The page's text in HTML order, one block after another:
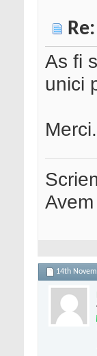
As fi
unici
Merci.
14th